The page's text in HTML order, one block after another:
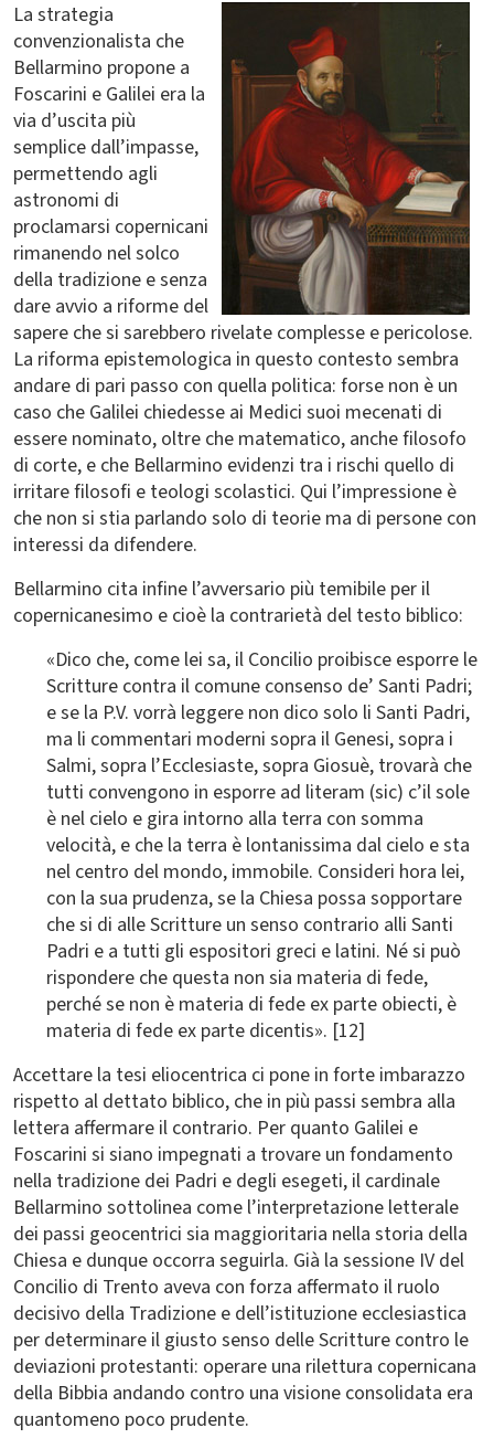
La strategia
convenzionalista che
Bellarmino propone a
Foscarini e Galilei era la
via d’uscita più
semplice dall’impasse,
permettendo agli
astronomi di
proclamarsi copernicani
rimanendo nel solco
della tradizione e senza
dare avvio a riforme del
sapere che si sarebbero rivelate complesse e pericolose.
La riforma epistemologica in questo contesto sembra
andare di pari passo con quella politica: forse non è un
caso che Galilei chiedesse ai Medici suoi mecenati di
essere nominato, oltre che matematico, anche filosofo
di corte, e che Bellarmino evidenzi tra i rischi quello di
irritare filosofi e teologi scolastici. Qui l’impressione è
che non si stia parlando solo di teorie ma di persone con
interessi da difendere.
Bellarmino cita infine l’avversario più temibile per il
copernicanesimo e cioè la contrarietà del testo biblico:
«Dico che, come lei sa, il Concilio proibisce esporre le
Scritture contra il comune consenso de’ Santi Padri;
e se la P.V. vorrà leggere non dico solo li Santi Padri,
ma li commentari moderni sopra il Genesi, sopra i
Salmi, sopra l’Ecclesiaste, sopra Giosuè, trovarà che
tutti convengono in esporre ad literam (sic) c’il sole
è nel cielo e gira intorno alla terra con somma
velocità, e che la terra è lontanissima dal cielo e sta
nel centro del mondo, immobile. Consideri hora lei,
con la sua prudenza, se la Chiesa possa sopportare
che si di alle Scritture un senso contrario alli Santi
Padri e a tutti gli espositori greci e latini. Né si può
rispondere che questa non sia materia di fede,
perché se non è materia di fede ex parte obiecti, è
materia di fede ex parte dicentis». [12]
Accettare la tesi eliocentrica ci pone in forte imbarazzo
rispetto al dettato biblico, che in più passi sembra alla
lettera affermare il contrario. Per quanto Galilei e
Foscarini si siano impegnati a trovare un fondamento
nella tradizione dei Padri e degli esegeti, il cardinale
Bellarmino sottolinea come l’interpretazione letterale
dei passi geocentrici sia maggioritaria nella storia della
Chiesa e dunque occorra seguirla. Già la sessione IV del
Concilio di Trento aveva con forza affermato il ruolo
decisivo della Tradizione e dell’istituzione ecclesiastica
per determinare il giusto senso delle Scritture contro le
deviazioni protestanti: operare una rilettura copernicana
della Bibbia andando contro una visione consolidata era
quantomeno poco prudente.